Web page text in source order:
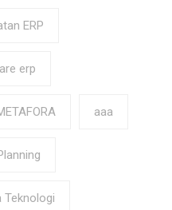
ERP
erp
aaa
Teknologi